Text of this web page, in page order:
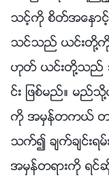
သင့္ကို စိတ္အေႏွာင့္
သင္သည္ ယင္းတို႔
ဟုတ္ ယင္းတို႔သည္ သ
င္း ျဖစ္မည္။ မည္သို
ကို အမွန္တကယ္ တ
သက္၍ ခ်က္ခ်င္းရ
အမွန္တရားကို ရင္ဆို